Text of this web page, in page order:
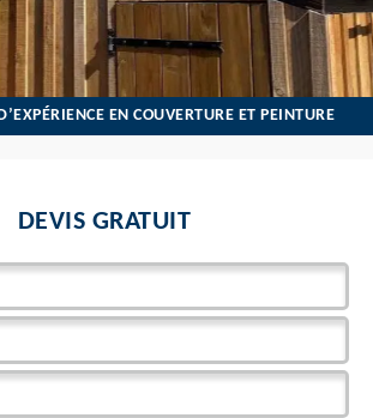
EN COUVERTURE ET PEINTURE
DEVIS GRATUIT